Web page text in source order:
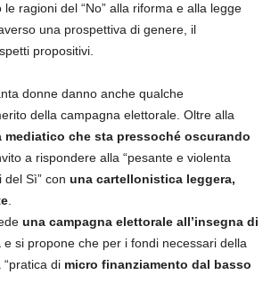
ragioni del “No” alla riforma e alla legge
una prospettiva di genere, il
propositivi.
donne danno anche qualche
della campagna elettorale. Oltre alla
mediatico che sta pressoché oscurando
a rispondere alla “pesante e violenta
del Sì” con una cartellonistica leggera,
una campagna elettorale all’insegna di
e si propone che per i fondi necessari della
di micro finanziamento dal basso